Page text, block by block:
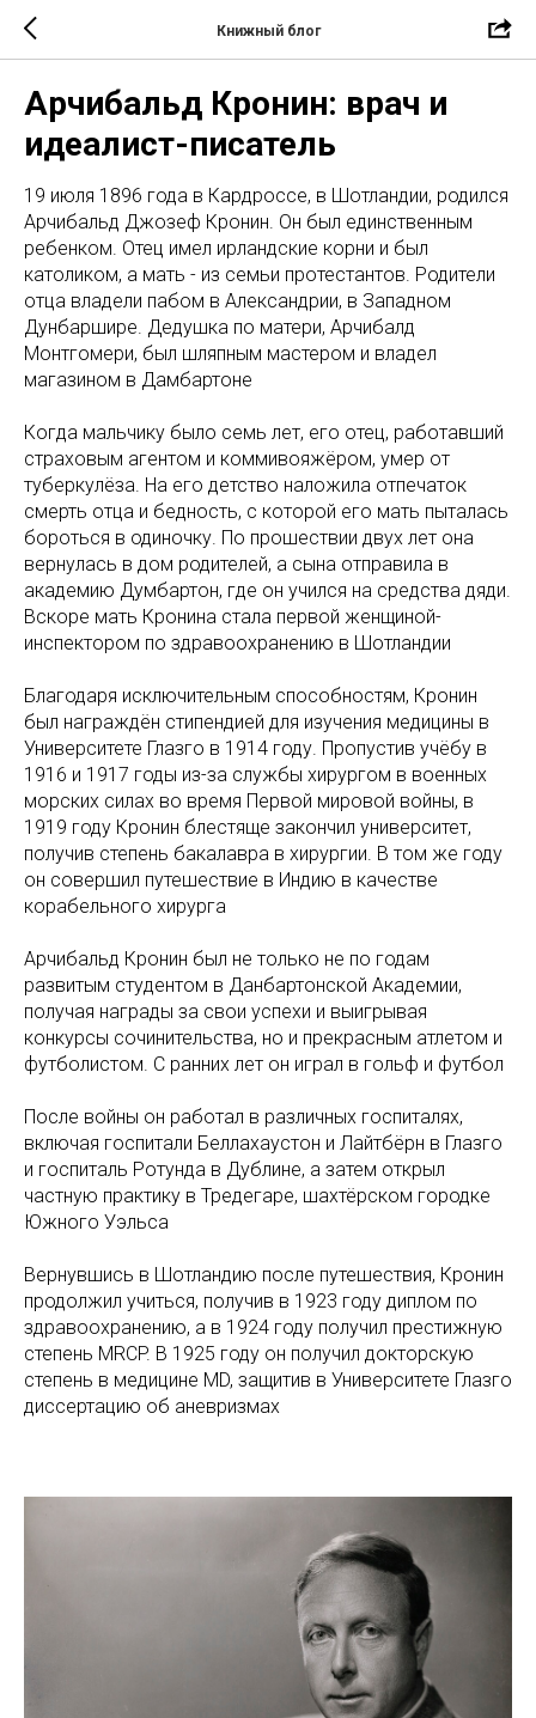
Книжный блог
Арчибальд Кронин: врач и
идеалист-писатель
19 июля 1896 года в Кардроссе, в Шотландии, родился
Арчибальд Джозеф Кронин. Он был единственным
ребенком. Отец имел ирландские корни и был
католиком, а мать - из семьи протестантов. Родители
отца владели пабом в Александрии, в Западном
Дунбаршире. Дедушка по матери, Арчибалд
Монтгомери, был шляпным мастером и владел
магазином в Дамбартоне
Когда мальчику было семь лет, его отец, работавший
страховым агентом и коммивояжёром, умер от
туберкулёза. На его детство наложила отпечаток
смерть отца и бедность, с которой его мать пыталась
бороться в одиночку. По прошествии двух лет она
вернулась в дом родителей, а сына отправила в
академию Думбартон, где он учился на средства дяди.
Вскоре мать Кронина стала первой женщиной-
инспектором по здравоохранению в Шотландии
Благодаря исключительным способностям, Кронин
был награждён стипендией для изучения медицины в
Университете Глазго в 1914 году. Пропустив учёбу в
1916 и 1917 годы из-за службы хирургом в военных
морских силах во время Первой мировой войны, в
1919 году Кронин блестяще закончил университет,
получив степень бакалавра в хирургии. В том же году
он совершил путешествие в Индию в качестве
корабельного хирурга
Арчибальд Кронин был не только не по годам
развитым студентом в Данбартонской Академии,
получая награды за свои успехи и выигрывая
конкурсы сочинительства, но и прекрасным атлетом и
футболистом. С ранних лет он играл в гольф и футбол
После войны он работал в различных госпиталях,
включая госпитали Беллахаустон и Лайтбёрн в Глазго
и госпиталь Ротунда в Дублине, а затем открыл
частную практику в Тредегаре, шахтёрском городке
Южного Уэльса
Вернувшись в Шотландию после путешествия, Кронин
продолжил учиться, получив в 1923 году диплом по
здравоохранению, а в 1924 году получил престижную
степень MRCP. В 1925 году он получил докторскую
степень в медицине MD, защитив в Университете Глазго
диссертацию об аневризмах